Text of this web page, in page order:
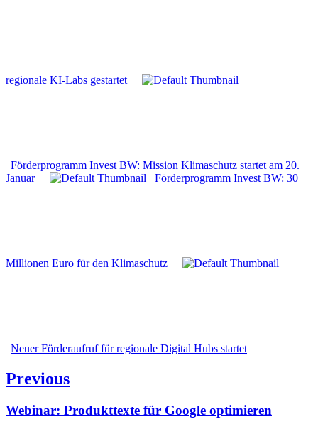
regionale KI-Labs gestartet
Förderprogramm Invest BW: Mission Klimaschutz startet am 20.
Januar
Förderprogramm Invest BW: 30
Millionen Euro für den Klimaschutz
Neuer Förderaufruf für regionale Digital Hubs startet
Beitragsnavigation
Previous
Previous
Webinar: Produkttexte für Google optimieren